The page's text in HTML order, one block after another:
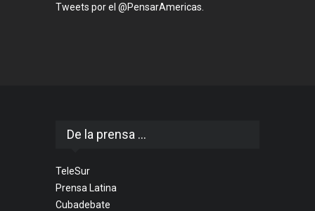
Tweets por el @PensarAmericas.
De la prensa ...
TeleSur
Prensa Latina
Cubadebate